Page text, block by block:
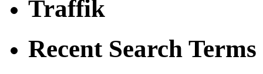
Traffik
Recent Search Terms